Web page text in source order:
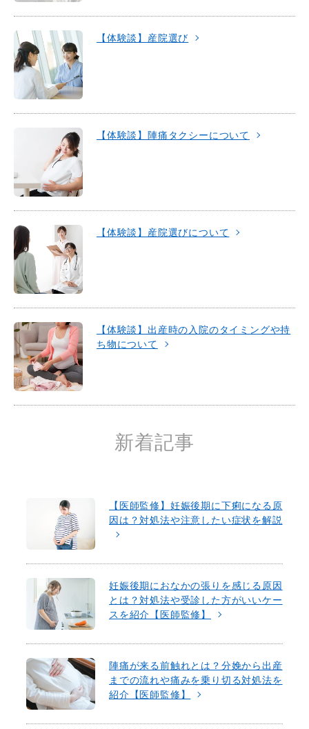
【体験談】産院選び
【体験談】陣痛タクシーについて
【体験談】産院選びについて
【体験談】出産時の入院のタイミングや持
ち物について
新着記事
【医師監修】妊娠後期に下痢になる原
因は？対処法や注意したい症状を解説
妊娠後期におなかの張りを感じる原因
とは？対処法や受診した方がいいケー
スを紹介【医師監修】
陣痛が来る前触れとは？分娩から出産
までの流れや痛みを乗り切る対処法を
紹介【医師監修】